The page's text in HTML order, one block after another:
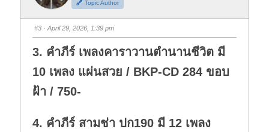
u
m
d
o
n
u
m
u
p
Topic Author
#3 · April 29, 2026, 1:39 pm
3. คำภีร์ เพลงคาราวานตำนานชีวิต มี
10 เพลง แผ่นสวย / BKP-CD 284 ขอบ
ฝ้า / 750-
4. คำภีร์ สามช่า ปก190 มี 12 เพลง